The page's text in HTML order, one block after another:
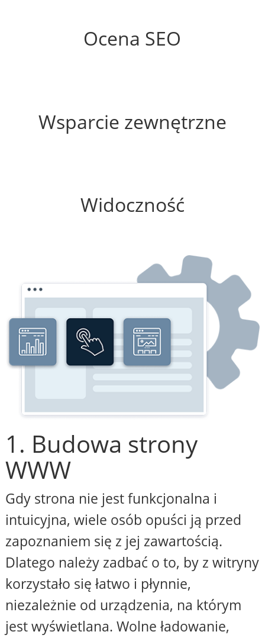
Ocena SEO
Wsparcie zewnętrzne
Widoczność
1. Budowa strony
WWW
Gdy strona nie jest funkcjonalna i
intuicyjna, wiele osób opuści ją przed
zapoznaniem się z jej zawartością.
Dlatego należy zadbać o to, by z witryny
korzystało się łatwo i płynnie,
niezależnie od urządzenia, na którym
jest wyświetlana. Wolne ładowanie,